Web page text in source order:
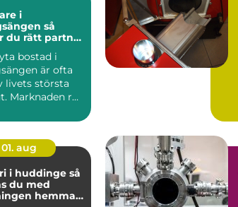
i
så
du rätt partner
bostad i
är ofta
livets största
Marknaden rör
01. aug
i huddinge så
du med
hemma